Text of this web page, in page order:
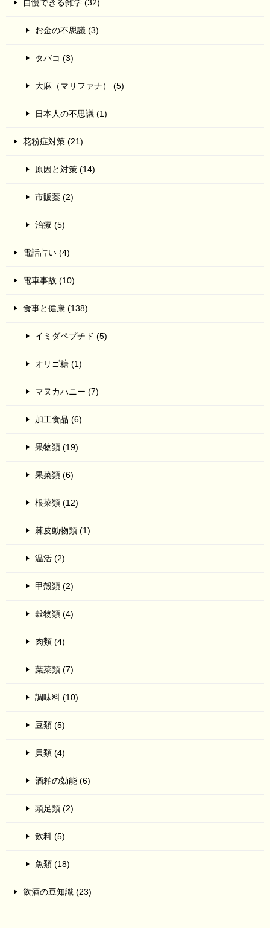
自慢できる雑学 (32)
お金の不思議 (3)
タバコ (3)
大麻（マリファナ） (5)
日本人の不思議 (1)
花粉症対策 (21)
原因と対策 (14)
市販薬 (2)
治療 (5)
電話占い (4)
電車事故 (10)
食事と健康 (138)
イミダペプチド (5)
オリゴ糖 (1)
マヌカハニー (7)
加工食品 (6)
果物類 (19)
果菜類 (6)
根菜類 (12)
棘皮動物類 (1)
温活 (2)
甲殻類 (2)
穀物類 (4)
肉類 (4)
葉菜類 (7)
調味料 (10)
豆類 (5)
貝類 (4)
酒粕の効能 (6)
頭足類 (2)
飲料 (5)
魚類 (18)
飲酒の豆知識 (23)